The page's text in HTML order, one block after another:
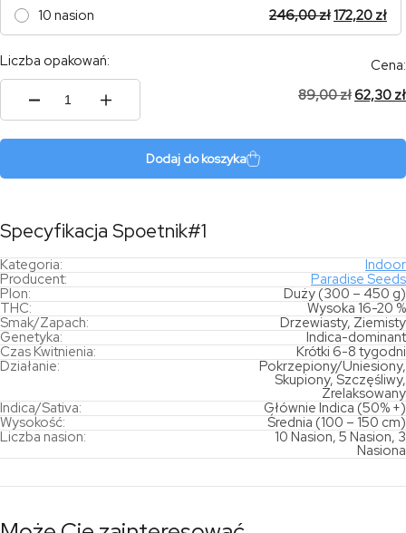
10 nasion 246,00zł172,20 zł
Liczba opakowań:
ilość
Cena:
89,00zł62,30 zł
Dodaj do koszyka
Specyfikacja Spoetnik#1
Kategoria:
Indoor
Producent:
Paradise Seeds
Plon:
Duży (300 – 450 g)
THC:
Wysoka 16-20 %
Smak/Zapach:
Drzewiasty, Ziemisty
Genetyka:
Indica-dominant
Czas Kwitnienia:
Krótki 6-8 tygodni
Działanie:
Pokrzepiony/Uniesiony,
Skupiony, Szczęśliwy,
Zrelaksowany
Indica/Sativa:
Głównie Indica (50% +)
Wysokość:
Średnia (100 – 150 cm)
Liczba nasion:
10 Nasion, 5 Nasion, 3
Nasiona